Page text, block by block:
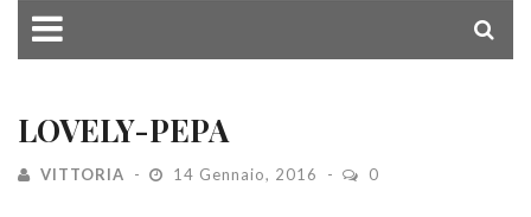
LOVELY-PEPA
VITTORIA 14 Gennaio, 2016 0